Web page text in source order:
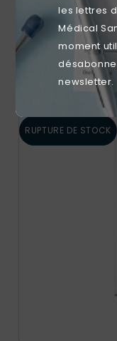
les lettres
Médical
moment
newsletter.
Distributeur
RUPTURE DE STOCK